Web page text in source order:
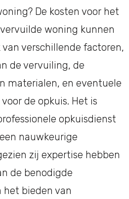
De kosten voor het
woning kunnen
verschillende factoren,
de vervuiling, de
materialen, en eventuele
de opkuis. Het is
opkuisdienst
nauwkeurige
zij expertise hebben
de benodigde
het bieden van